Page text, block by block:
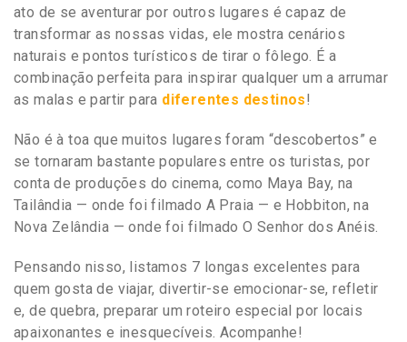
ato de se aventurar por outros lugares é capaz de
transformar as nossas vidas, ele mostra cenários
naturais e pontos turísticos de tirar o fôlego. É a
combinação perfeita para inspirar qualquer um a arrumar
as malas e partir para diferentes destinos!
Não é à toa que muitos lugares foram “descobertos” e
se tornaram bastante populares entre os turistas, por
conta de produções do cinema, como Maya Bay, na
Tailândia — onde foi filmado A Praia — e Hobbiton, na
Nova Zelândia — onde foi filmado O Senhor dos Anéis.
Pensando nisso, listamos 7 longas excelentes para
quem gosta de viajar, divertir-se emocionar-se, refletir
e, de quebra, preparar um roteiro especial por locais
apaixonantes e inesquecíveis. Acompanhe!